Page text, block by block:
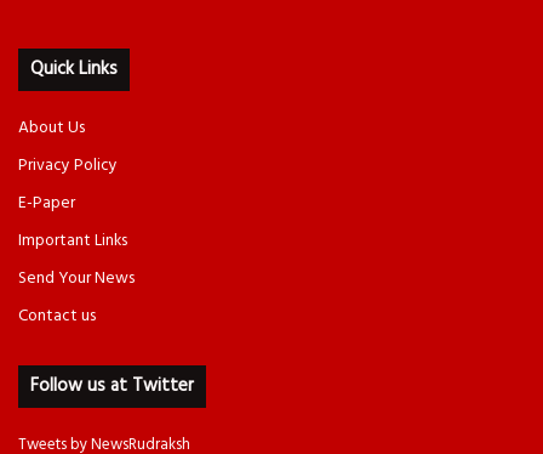
Quick Links
About Us
Privacy Policy
E-Paper
Important Links
Send Your News
Contact us
Follow us at Twitter
Tweets by NewsRudraksh